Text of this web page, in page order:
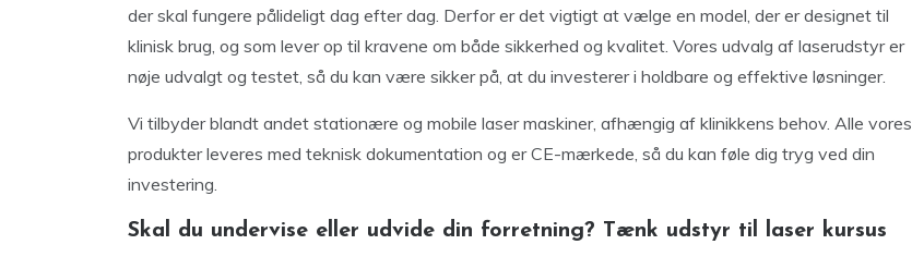
der skal fungere pålideligt dag efter dag. Derfor er det vigtigt at vælge en model, der er designet til
klinisk brug, og som lever op til kravene om både sikkerhed og kvalitet. Vores udvalg af laserudstyr er
nøje udvalgt og testet, så du kan være sikker på, at du investerer i holdbare og effektive løsninger.
Vi tilbyder blandt andet stationære og mobile laser maskiner, afhængig af klinikkens behov. Alle vores
produkter leveres med teknisk dokumentation og er CE-mærkede, så du kan føle dig tryg ved din
investering.
Skal du undervise eller udvide din forretning? Tænk udstyr til laser kursus